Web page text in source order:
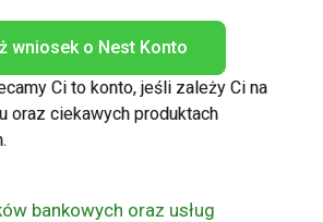
wniosek o Nest Konto
Ci to konto, jeśli zależy Ci na
oraz ciekawych produktach
bankowych oraz usług